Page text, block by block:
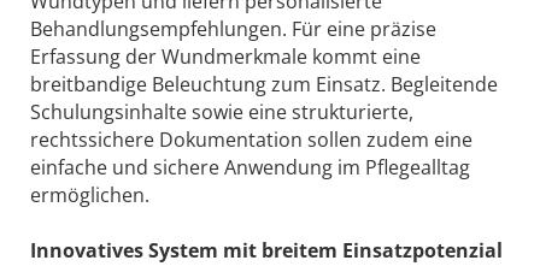
Behandlungsempfehlungen. Für eine präzise
Erfassung der Wundmerkmale kommt eine
breitbandige Beleuchtung zum Einsatz. Begleitende
Schulungsinhalte sowie eine strukturierte,
rechtssichere Dokumentation sollen zudem eine
einfache und sichere Anwendung im Pflegealltag
ermöglichen.
Innovatives System mit breitem Einsatzpotenzial